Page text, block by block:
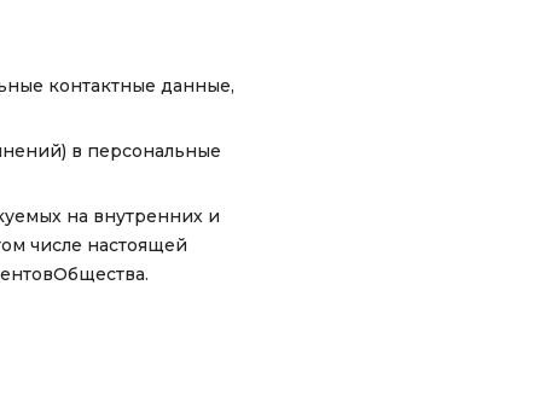
контактные данные,
в персональные
на внутренних и
числе настоящей